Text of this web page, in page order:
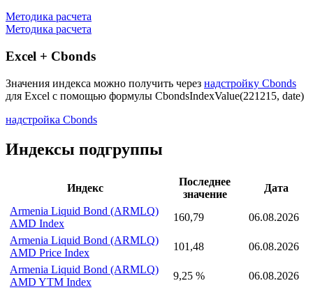
Методика расчета
Методика расчета
Excel + Cbonds
Значения индекса можно получить через надстройку Cbonds
для Excel с помощью формулы CbondsIndexValue(221215, date)
надстройка Cbonds
Индексы подгруппы
Индекс
Последнее
значение
Дата
Armenia Liquid Bond (ARMLQ)
AMD Index
160,79
06.08.2026
Armenia Liquid Bond (ARMLQ)
AMD Price Index
101,48
06.08.2026
Armenia Liquid Bond (ARMLQ)
AMD YTM Index
9,25 % 06.08.2026